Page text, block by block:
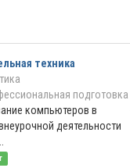
техника
подготовка
компьютеров в
деятельности